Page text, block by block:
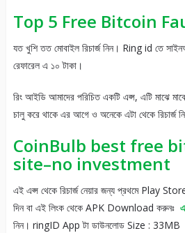
Top 5 Free Bitcoin
যত খুশি তত মোবাইল রিচার্জ নিন। Ring id তে
রেফারেল এ ১০ টাকা।
রিং আইডি আমাদের পরিচিত একটি এপ্স, এটি মাঝে
চালু করে থাকে এর আগে ও অনেকে এটা থেকে রিচার্জ
CoinBulb best free
site–no investment
এই এপ্স থেকে রিচার্জ নেয়ার জন্য প্রথমে Play
দিন বা এই লিংক থেকে APK Download করুনঃ
নিন। ringID App টা ডাউনলোড Size : 33MB